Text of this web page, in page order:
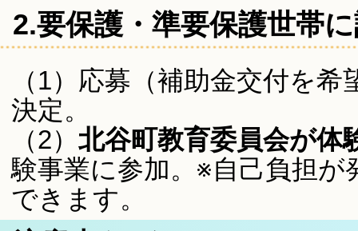
2.要保護・準要保護世帯
（1）応募（補助金交付を
決定。
（2） 北谷町教育委員会が体
験事業に参加。※自己負担
できます。